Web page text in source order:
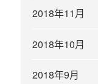
2018年11月
2018年10月
2018年9月